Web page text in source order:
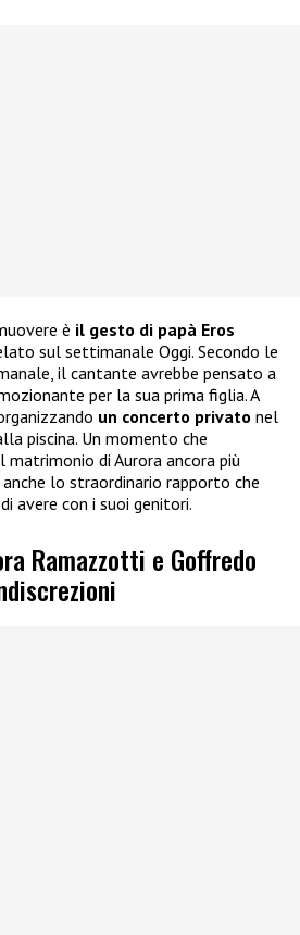
è il gesto di papà Eros
sul settimanale Oggi. Secondo le
il cantante avrebbe pensato a
per la sua prima figlia. A
un concerto privato nel
piscina. Un momento che
matrimonio di Aurora ancora più
lo straordinario rapporto che
avere con i suoi genitori.
Ramazzotti e Goffredo